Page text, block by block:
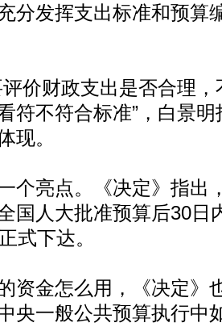
分发挥支出标准和预算
财政支出是否合理，
符不符合标准”，白景
现。
亮点。《决定》指出
国人大批准预算后30日
式下达。
金怎么用，《决定》
央一般公共预算执行中